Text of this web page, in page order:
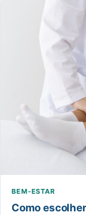
BEM-ESTAR
Como